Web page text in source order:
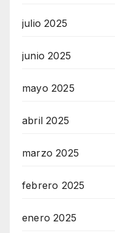
julio 2025
junio 2025
mayo 2025
abril 2025
marzo 2025
febrero 2025
enero 2025